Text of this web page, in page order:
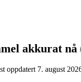
akkurat nå
oppdatert 7. august